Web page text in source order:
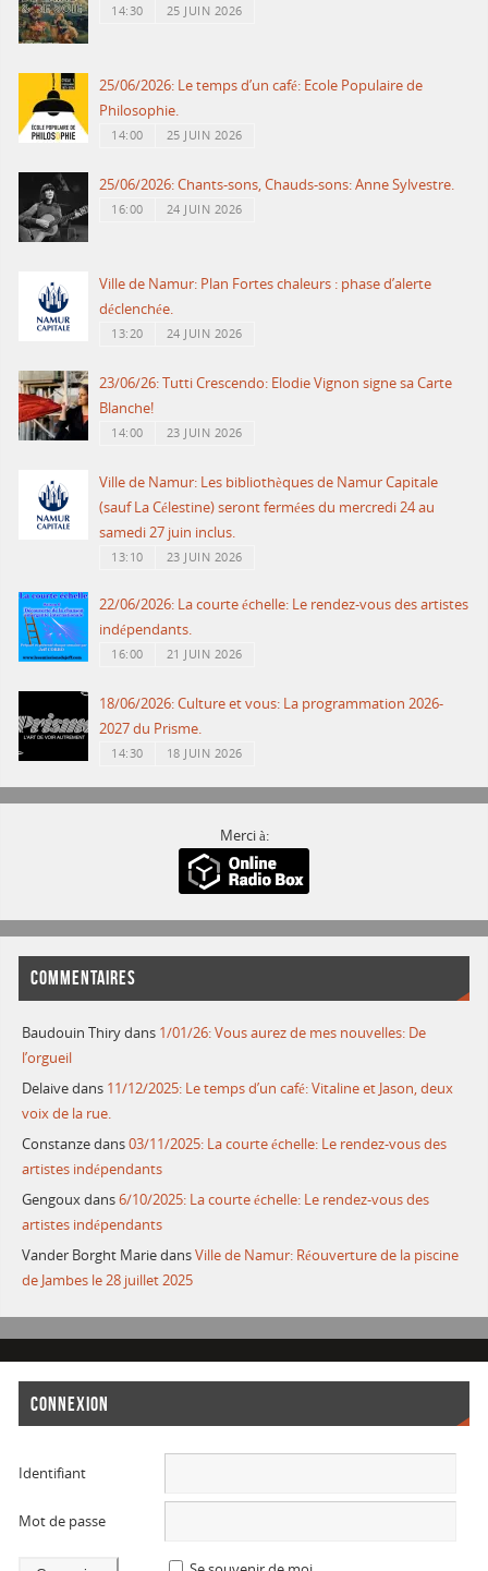
14:30 25 JUIN 2026
25/06/2026: Le temps d’un café: Ecole Populaire de
Philosophie.
14:00 25 JUIN 2026
25/06/2026: Chants-sons, Chauds-sons: Anne Sylvestre.
16:00 24 JUIN 2026
Ville de Namur: Plan Fortes chaleurs : phase d’alerte
déclenchée.
13:20 24 JUIN 2026
23/06/26: Tutti Crescendo: Elodie Vignon signe sa Carte
Blanche!
14:00 23 JUIN 2026
Ville de Namur: Les bibliothèques de Namur Capitale
(sauf La Célestine) seront fermées du mercredi 24 au
samedi 27 juin inclus.
13:10 23 JUIN 2026
22/06/2026: La courte échelle: Le rendez-vous des artistes
indépendants.
16:00 21 JUIN 2026
18/06/2026: Culture et vous: La programmation 2026-
2027 du Prisme.
14:30 18 JUIN 2026
Merci à:
COMMENTAIRES
Baudouin Thirydans 1/01/26: Vous aurez de mes nouvelles: De
l’orgueil
Delaivedans 11/12/2025: Le temps d’un café: Vitaline et Jason, deux
voix de la rue.
Constanzedans03/11/2025: La courte échelle: Le rendez-vous des
artistes indépendants
Gengouxdans6/10/2025: La courte échelle: Le rendez-vous des
artistes indépendants
Vander Borght MariedansVille de Namur: Réouverture de la piscine
de Jambes le 28 juillet 2025
CONNEXION
Identifiant
Mot de passe